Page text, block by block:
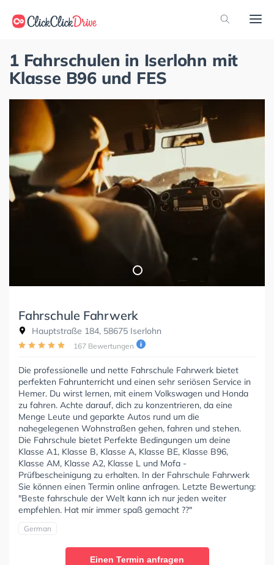
1 Fahrschulen in Iserlohn mit
Klasse B96 und FES
Fahrschule Fahrwerk
Hauptstraße 184, 58675 Iserlohn
167 Bewertungen
Die professionelle und nette Fahrschule Fahrwerk bietet
perfekten Fahrunterricht und einen sehr seriösen Service in
Hemer. Du wirst lernen, mit einem Volkswagen und Honda
zu fahren. Achte darauf, dich zu konzentrieren, da eine
Menge Leute und geparkte Autos rund um die
nahegelegenen Wohnstraßen gehen, fahren und stehen.
Die Fahrschule bietet Perfekte Bedingungen um deine
Klasse A1, Klasse B, Klasse A, Klasse BE, Klasse B96,
Klasse AM, Klasse A2, Klasse L und Mofa -
Prüfbescheinigung zu erhalten. In der Fahrschule Fahrwerk
Sie können einen Termin online anfragen. Letzte Bewertung:
"Beste fahrschule der Welt kann ich nur jeden weiter
empfehlen. Hat mir immer spaß gemacht ??"
German
Einen Termin anfragen